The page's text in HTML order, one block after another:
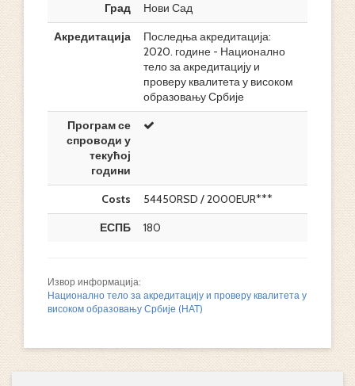
Град
Нови Сад
Акредитација
Последња акредитација:
2020. године - Национално
тело за акредитацију и
проверу квалитета у високом
образовању Србије
Програм се
спроводи у
текућој
години
Costs
54450RSD / 2000EUR***
ЕСПБ
180
Извор информација:
Национално тело за акредитацију и проверу квалитета у
високом образовању Србије (НАТ)